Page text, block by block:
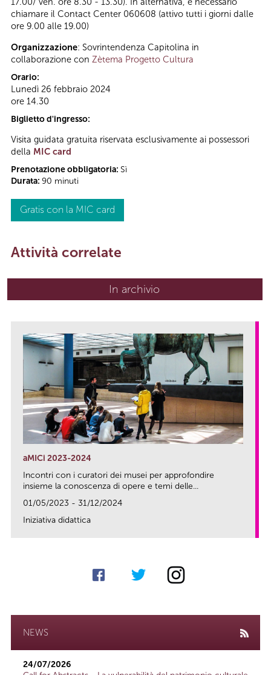
chiamare il Contact Center 060608 (attivo tutti i giorni dalle
ore 9.00 alle 19.00)
Organizzazione: Sovrintendenza Capitolina in
collaborazione con Zètema Progetto Cultura
Orario:
Lunedì 26 febbraio 2024
ore 14.30
Biglietto d'ingresso:
Visita guidata gratuita riservata esclusivamente ai possessori
della MIC card
Prenotazione obbligatoria: Sì
Durata: 90 minuti
Gratis con la MIC card
Attività correlate
In archivio
aMICi 2023-2024
Incontri con i curatori dei musei per approfondire
insieme la conoscenza di opere e temi delle...
01/05/2023 - 31/12/2024
Iniziativa didattica
NEWS
24/07/2026